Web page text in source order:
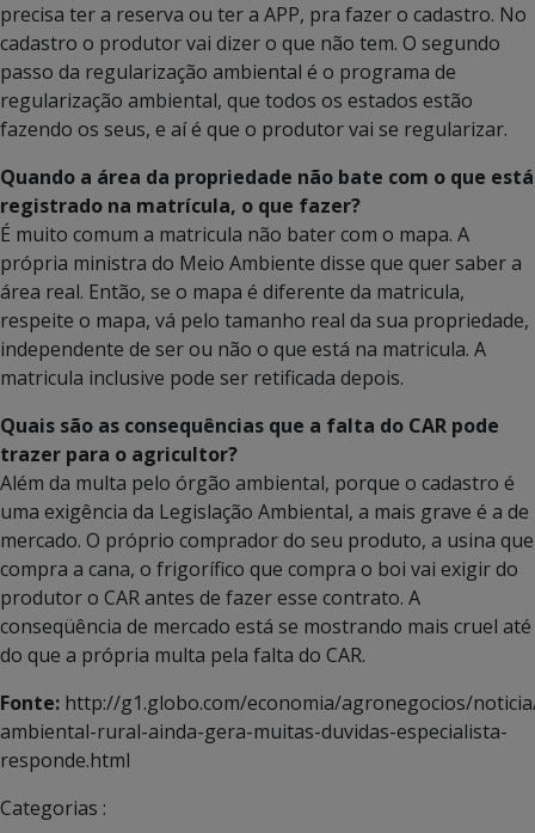
precisa ter a reserva ou ter a APP, pra fazer o cadastro. No
cadastro o produtor vai dizer o que não tem. O segundo
passo da regularização ambiental é o programa de
regularização ambiental, que todos os estados estão
fazendo os seus, e aí é que o produtor vai se regularizar.
Quando a área da propriedade não bate com o que está
registrado na matrícula, o que fazer?
É muito comum a matricula não bater com o mapa. A
própria ministra do Meio Ambiente disse que quer saber a
área real. Então, se o mapa é diferente da matricula,
respeite o mapa, vá pelo tamanho real da sua propriedade,
independente de ser ou não o que está na matricula. A
matricula inclusive pode ser retificada depois.
Quais são as consequências que a falta do CAR pode
trazer para o agricultor?
Além da multa pelo órgão ambiental, porque o cadastro é
uma exigência da Legislação Ambiental, a mais grave é a de
mercado. O próprio comprador do seu produto, a usina que
compra a cana, o frigorífico que compra o boi vai exigir do
produtor o CAR antes de fazer esse contrato. A
conseqüência de mercado está se mostrando mais cruel até
do que a própria multa pela falta do CAR.
Fonte: http://g1.globo.com/economia/agronegocios/
ambiental-rural-ainda-gera-muitas-duvidas-especialista-
responde.html
Categorias :